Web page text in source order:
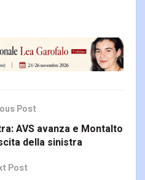
Post
AVS avanza e Montalto
della sinistra
Post